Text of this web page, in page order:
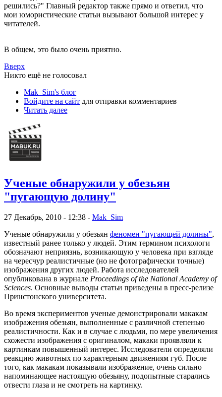
решились?" Главный редактор также прямо и ответил, что
мои юмористические статьи вызывают большой интерес у
читателей.
В общем, это было очень приятно.
Вверх
Никто ещё не голосовал
Mak_Sim's блог
Войдите на сайт для отправки комментариев
Читать далее
Ученые обнаружили у обезьян
"пугающую долину"
27 Декабрь, 2010 - 12:38 - Mak_Sim
Ученые обнаружили у обезьян феномен "пугающей долины",
известный ранее только у людей. Этим термином психологи
обозначают неприязнь, возникающую у человека при взгляде
на чересчур реалистичные (но не фотографически точные)
изображения других людей. Работа исследователей
опубликована в журнале Proceedings of the National Academy of
Sciences. Основные выводы статьи приведены в пресс-релизе
Принстонского университета.
Во время экспериментов ученые демонстрировали макакам
изображения обезьян, выполненные с различной степенью
реалистичности. Как и в случае с людьми, по мере увеличения
схожести изображения с оригиналом, макаки проявляли к
картинкам повышенный интерес. Исследователи определяли
реакцию животных по характерным движениям губ. После
того, как макакам показывали изображение, очень сильно
напоминающее настоящую обезьяну, подопытные старались
отвести глаза и не смотреть на картинку.